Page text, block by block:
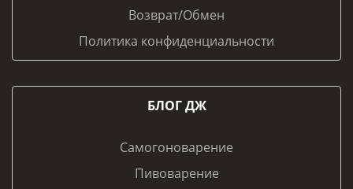
Возврат/Обмен
Политика конфиденциальности
БЛОГ ДЖ
Самогоноварение
Пивоварение